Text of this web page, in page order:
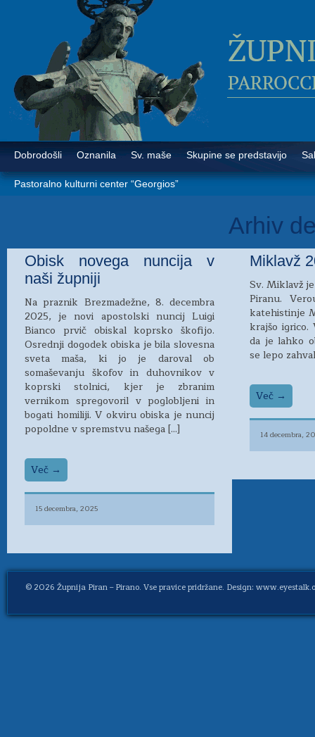
Dobrodošli Oznanila Sv. maše Skupine se predstavijo
Pastoralno kulturni center “Georgios”
Arhiv
Obisk novega nuncija v
naši župniji
Na praznik Brezmadežne, 8. decembra
2025, je novi apostolski nuncij Luigi
Bianco prvič obiskal koprsko škofijo.
Osrednji dogodek obiska je bila slovesna
sveta maša, ki jo je daroval ob
somaševanju škofov in duhovnikov v
koprski stolnici, kjer je zbranim
vernikom spregovoril v poglobljeni in
bogati homiliji. V okviru obiska je nuncij
popoldne v spremstvu našega […]
Več →
15 decembra, 2025
Miklavž
Sv. Miklavž
Piranu.
katehistinje
krajšo igrico.
da je lahko
se lepo
Več →
14 decembra,
© 2026 Župnija Piran – Pirano. Vse pravice pridržane. Design: